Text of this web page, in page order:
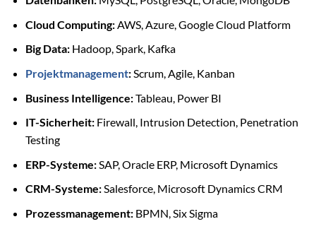
Cloud Computing:AWS, Azure, Google Cloud Platform
Big Data:Hadoop, Spark, Kafka
Projektmanagement:Scrum, Agile, Kanban
Business Intelligence:Tableau, Power BI
IT-Sicherheit:Firewall, Intrusion Detection, Penetration
Testing
ERP-Systeme:SAP, Oracle ERP, Microsoft Dynamics
CRM-Systeme:Salesforce, Microsoft Dynamics CRM
Prozessmanagement:BPMN, Six Sigma